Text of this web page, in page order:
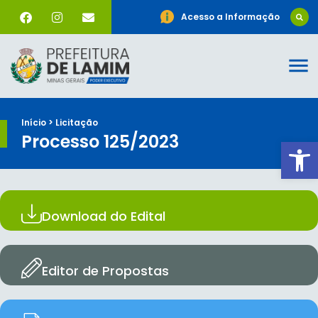
Acesso a Informação
Início > Licitação
Processo 125/2023
Download do Edital
Editor de Propostas